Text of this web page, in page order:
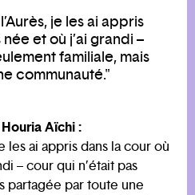
je les ai appris
et où j’ai grandi –
familiale, mais
communauté."
Houria Aïchi :
les ai appris dans la cour où
– cour qui n’était pas
partagée par toute une